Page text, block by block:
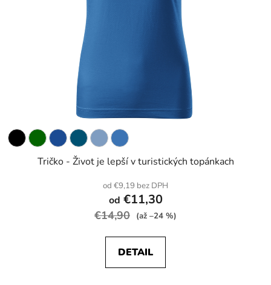
Tričko - Život je lepší v turistických topánkach
od €9,19 bez DPH
od €11,30
€14,90 (až –24 %)
DETAIL